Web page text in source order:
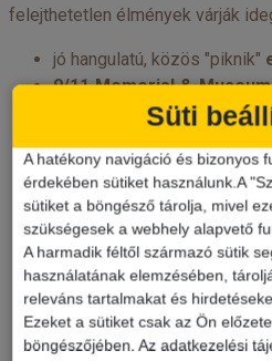
felejthetetlen élmények várják
jó hangulatú, közös "piknik"
9/11 Memorial & Museum
bennünket. Hagyjunk
rendkívüli
egyszeriben ott találjuk
megrendítő esemény
One World Observartory
New York legújabb,
részében.)
Városnéző hajóút:
látképe mellett az East
a Hudson másik
Süti
A hatékony navigáció és bizonyos
érdekében sütiket használunk.A
sütiket a böngésző tárolja, mivel
szükségesek a webhely alapvető
A harmadik féltől származó sütik
használatának elemzésében,
releváns tartalmakat és
Ezeket a sütiket csak az Ön
böngészőjében. Az adatkezelési